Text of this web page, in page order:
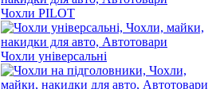
Чохли PILOT
Чохли універсальні